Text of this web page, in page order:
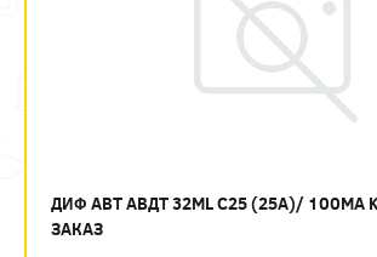
ДИФ АВТ АВДТ 32ML C25 (25А)/ 100МА
ЗАКАЗ